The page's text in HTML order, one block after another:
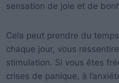
sensation de joie et de
Cela peut prendre du
chaque jour, vous
stimulation. Si vous êtes
crises de panique, à